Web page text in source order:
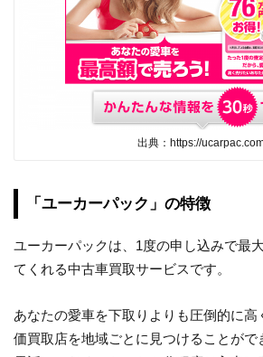
出典：https://
「ユーカーパック」の特徴
ユーカーパックは、1度の申し込みで最
てくれる中古車買取サービスです。
あなたの愛車を下取りよりも圧倒的に高
価買取店を地域ごとに見つけることがで